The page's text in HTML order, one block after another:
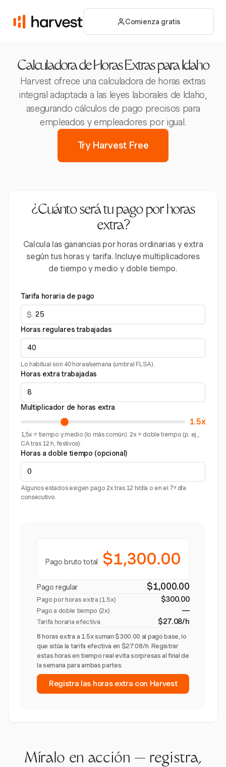
Comienza gratis
Calculadora de Horas Extras para Idaho
Harvest ofrece una calculadora de horas extras
integral adaptada a las leyes laborales de Idaho,
asegurando cálculos de pago precisos para
empleados y empleadores por igual.
Try Harvest Free
¿Cuánto será tu pago por horas
extra?
Calcula las ganancias por horas ordinarias y extra
según tus horas y tarifa. Incluye multiplicadores
de tiempo y medio y doble tiempo.
Tarifa horaria de pago
$
Horas regulares trabajadas
Lo habitual son 40 horas/semana (umbral FLSA).
Horas extra trabajadas
Multiplicador de horas extra
1.5x
1,5x = tiempo y medio (lo más común). 2x = doble tiempo (p. ej.,
CA tras 12 h, festivos).
Horas a doble tiempo (opcional)
Algunos estados exigen pago 2x tras 12 h/día o en el 7.º día
consecutivo.
Pago bruto total $1,300.00
Pago regular $1,000.00
Pago por horas extra (1.5x) $300.00
Pago a doble tiempo (2x) —
Tarifa horaria efectiva $27.08/h
8 horas extra a 1.5x suman $300.00 al pago base, lo
que sitúa la tarifa efectiva en $27.08/h. Registrar
estas horas en tiempo real evita sorpresas al final de
la semana para ambas partes.
Registra las horas extra con Harvest
Míralo en acción — registra,